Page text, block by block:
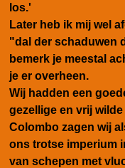
los.'
Later heb ik mij wel
"dal der schaduwen
bemerk je meestal
je er overheen.
Wij hadden een
gezellige en vrij
Colombo zagen wij
ons trotse imperium
van schepen met